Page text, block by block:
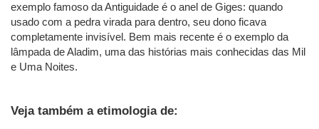
exemplo famoso da Antiguidade é o anel de Giges: quando
usado com a pedra virada para dentro, seu dono ficava
completamente invisível. Bem mais recente é o exemplo da
lâmpada de Aladim, uma das histórias mais conhecidas das Mil
e Uma Noites.
Veja também a etimologia de: